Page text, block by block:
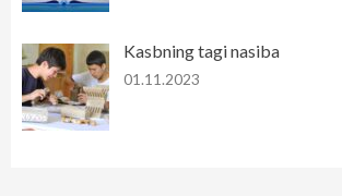
Kasbning tagi nasiba
01.11.2023